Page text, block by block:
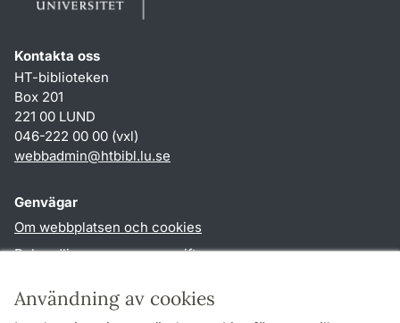
Användning av cookies
Kontakta oss
HT-biblioteken
Box 201
221 00 LUND
046-222 00 00 (vxl)
webbadmin@htbibl.lu.se
Genvägar
Om webbplatsen och cookies
Behandling av personuppgifter
TYPO3-login